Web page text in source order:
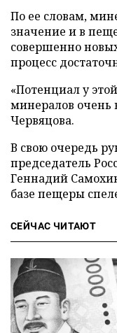
По ее словам,
значение и в
совершенно
процесс
«Потенциал у
минералов очень
Червяцова.
В свою очередь
председатель
Геннадий
базе пещеры
СЕЙЧАС ЧИТАЮТ